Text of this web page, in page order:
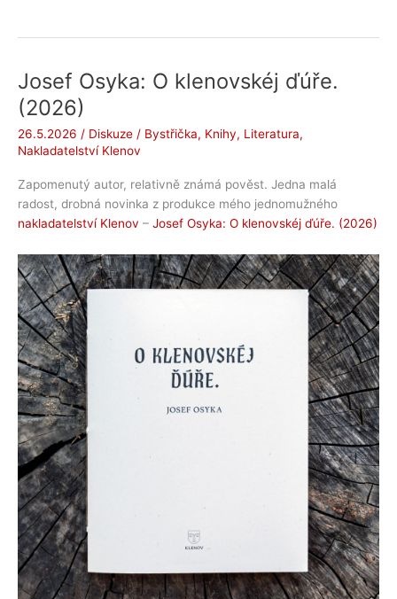
Jiří
Dynka
podruhé
Josef Osyka: O klenovskéj ďúře.
(2026)
26.5.2026 / Diskuze / Bystřička, Knihy, Literatura,
Nakladatelství Klenov
Zapomenutý autor, relativně známá pověst. Jedna malá
radost, drobná novinka z produkce mého jednomužného
nakladatelství Klenov – Josef Osyka: O klenovskéj ďúře. (2026)